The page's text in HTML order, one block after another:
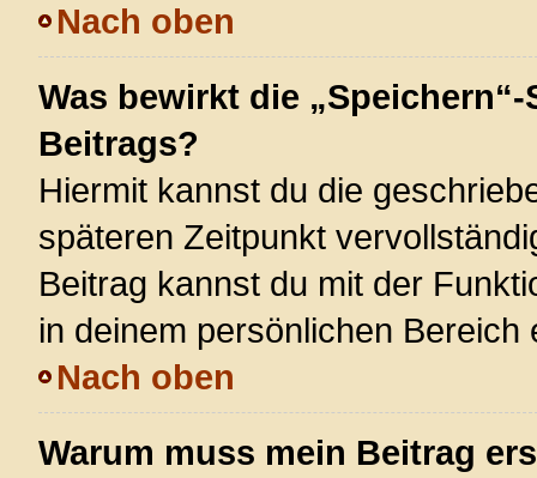
Nach oben
Was bewirkt die
Beitrags?
Hiermit kannst du die
späteren Zeitpunkt
Beitrag kannst du mit der
in deinem persönlichen Bereich
Nach oben
Warum muss mein Beitrag